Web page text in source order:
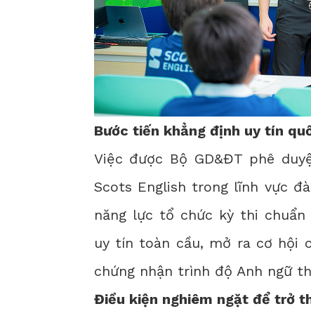
Bước tiến khẳng định uy tín
Việc được Bộ GD&ĐT phê
Scots English trong lĩnh vực
năng lực tổ chức kỳ thi
uy tín toàn cầu, mở ra cơ hội
chứng nhận trình độ Anh ngữ
Điều kiện nghiêm ngặt để trở